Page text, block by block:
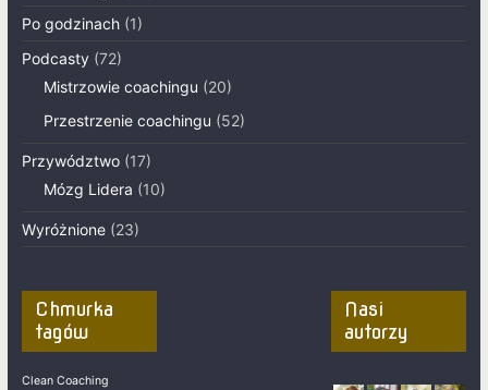
Po godzinach(1)
Podcasty(72)
Mistrzowie coachingu (20)
Przestrzenie coachingu (52)
Przywództwo(17)
Mózg Lidera (10)
Wyróżnione(23)
Chmurka
tagów
Clean Coaching
Nasi
autorzy